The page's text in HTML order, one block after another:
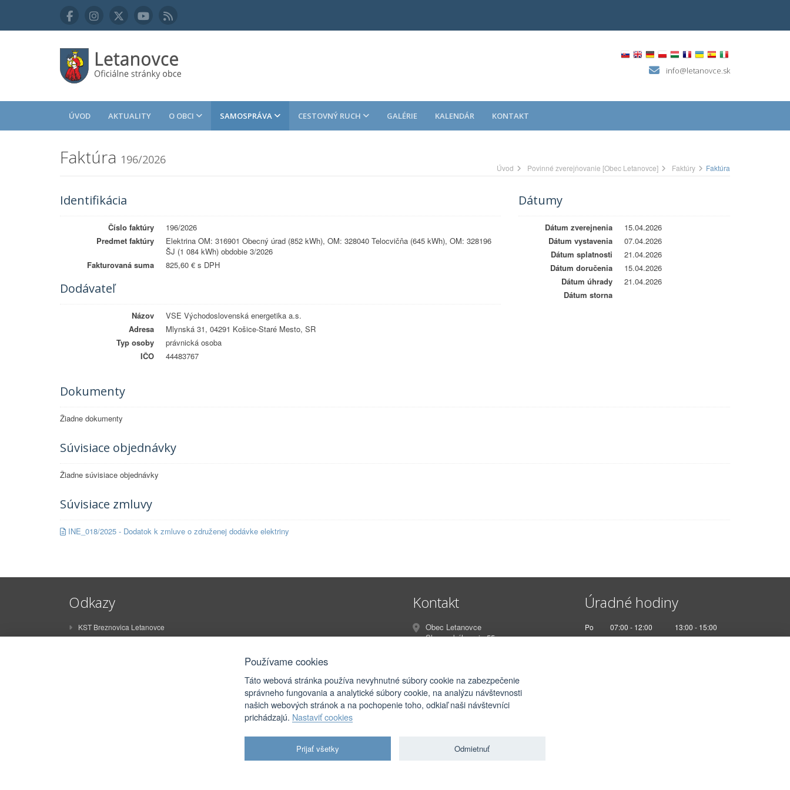
info@letanovce.sk
ÚVOD AKTUALITY O OBCI SAMOSPRÁVA CESTOVNÝ RUCH GALÉRIE KALENDÁR KONTAKT
Faktúra 196/2026
Úvod Povinné zverejňovanie [Obec Letanovce] Faktúry Faktúra
Identifikácia
Číslo faktúry
196/2026
Predmet faktúry
Elektrina OM: 316901 Obecný úrad (852 kWh), OM: 328040 Telocvičňa (645 kWh), OM: 328196
ŠJ (1 084 kWh) obdobie 3/2026
Fakturovaná suma
825,60 € s DPH
Dodávateľ
Názov
VSE Východoslovenská energetika a.s.
Adresa
Mlynská 31, 04291 Košice-Staré Mesto, SR
Typ osoby
právnická osoba
IČO
44483767
Dátumy
Dátum zverejnenia
15.04.2026
Dátum vystavenia
07.04.2026
Dátum splatnosti
21.04.2026
Dátum doručenia
15.04.2026
Dátum úhrady
21.04.2026
Dátum storna
Dokumenty
Žiadne dokumenty
Súvisiace objednávky
Žiadne súvisiace objednávky
Súvisiace zmluvy
INE_018/2025 - Dodatok k zmluve o združenej dodávke elektriny
Odkazy
KST Breznovica Letanovce
Kontakt
Obec Letanovce
Slovenského raja 55
info@letanovce.sk
podatelna@letanovce.sk
Úradné hodiny
Po 07:00 - 12:00
13:00 - 15:00
Používame cookies
Táto webová stránka používa nevyhnutné súbory cookie na zabezpečenie
správneho fungovania a analytické súbory cookie, na analýzu návštevnosti
našich webových stránok a na pochopenie toho, odkiaľ naši návštevníci
prichádzajú. Nastaviť cookies
Prijať všetky Odmietnuť